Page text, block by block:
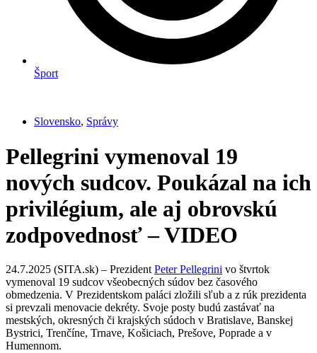
Šport
Slovensko, Správy
Pellegrini vymenoval 19
nových sudcov. Poukázal na ich
privilégium, ale aj obrovskú
zodpovednosť – VIDEO
24.7.2025 (SITA.sk) – Prezident Peter Pellegrini vo štvrtok
vymenoval 19 sudcov všeobecných súdov bez časového
obmedzenia. V Prezidentskom paláci zložili sľub a z rúk prezidenta
si prevzali menovacie dekréty. Svoje posty budú zastávať na
mestských, okresných či krajských súdoch v Bratislave, Banskej
Bystrici, Trenčíne, Trnave, Košiciach, Prešove, Poprade a v
Humennom.